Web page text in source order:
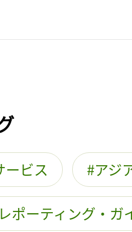
ービス アジ
レポーティング・